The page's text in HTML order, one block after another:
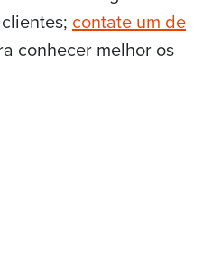
contate um de
conhecer melhor os